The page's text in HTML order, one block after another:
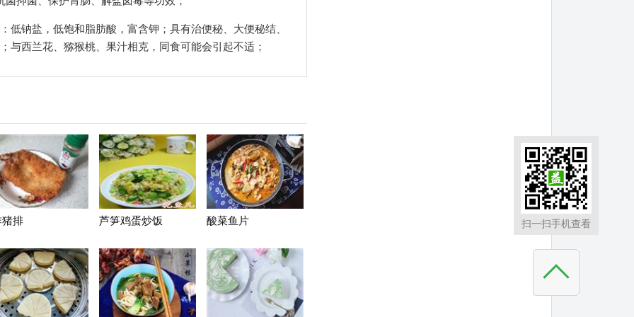
低钠盐，低饱和脂肪酸，富含钾；具有治便秘、大便秘结、
与西兰花、猕猴桃、果汁相克，同食可能会引起不适；
猪排 芦笋鸡蛋炒饭 酸菜鱼片 扫一扫手机查看